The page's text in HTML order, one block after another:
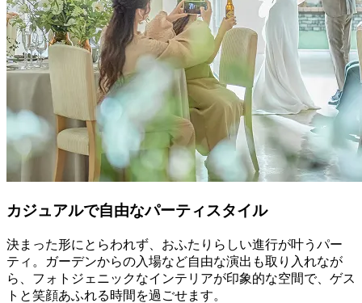
カジュアルで自由なパーティスタイル
決まった形にとらわれず、おふたりらしい進行が叶うパー
ティ。ガーデンからの入場など自由な演出も取り入れなが
ら、フォトジェニックなインテリアが印象的な空間で、ゲス
トと笑顔あふれる時間を過ごせます。